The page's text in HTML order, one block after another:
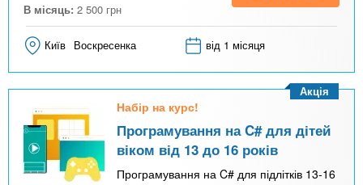
В місяць: 2 500 грн
Київ Воскресенка від 1 місяця
Набір на курс!
Програмування на C# для дітей
віком від 13 до 16 років
Програмування на C# для підлітків 13-16
Акція